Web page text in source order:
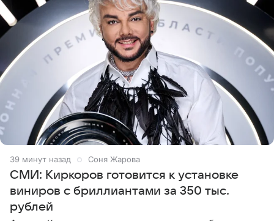
39 минут назад Соня Жарова
СМИ: Киркоров готовится к установке
виниров с бриллиантами за 350 тыс.
рублей